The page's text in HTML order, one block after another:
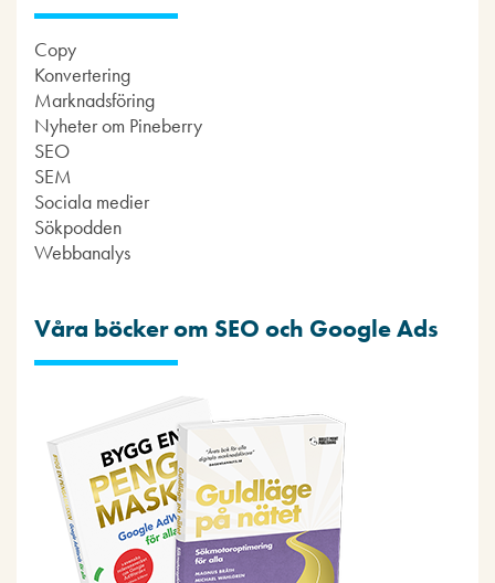
Copy
Konvertering
Marknadsföring
Nyheter om Pineberry
SEO
SEM
Sociala medier
Sökpodden
Webbanalys
Våra böcker om SEO och Google Ads